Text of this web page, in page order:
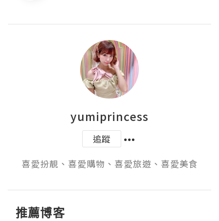
yumiprincess
追蹤
喜愛扮靚、喜愛購物、喜愛旅遊、喜愛美食
推薦博客